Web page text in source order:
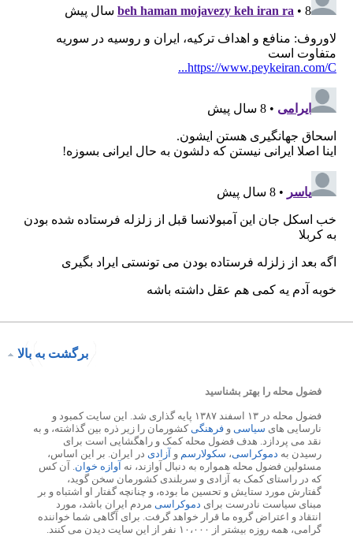
برگشت به بالا
فضول محله را بهتر بشناسید
فضول محله در ۱۳ اسفند ۱۳۸۷ پایه گذاری شد. این سایت کمبود و
نارسایی های سیاسی و فرهنگی کشورمان را زیر ذره بین گذاشته، و به
نقد می پردازد. هدف فضول محله کمک و راهگشایی است برای
رسیدن به دموکراسی، سکولارسم و آزادی در ایران. بر این اساس،
مسئولین فضول محله همواره به دنبال آوازند، نه آوازه خوان . آن کس
که در راستای کمک به آزادی و سربلندی کشورمان سخن گوید،
گفتارش مورد ستایش و تحسین ما بوده، و چنانچه گفتار او اشتباه و بر
مبنای سیاست نادرست برای دموکراسی مردم ایران باشد، مورد
انتقاد و اعتراض گروه ما قرار خواهد گرفت. برای آگاهی شما خواننده
گرامی، همه روزه بیشتر از ۱۰،۰۰۰ نفر از این سایت دیدن می کنند.